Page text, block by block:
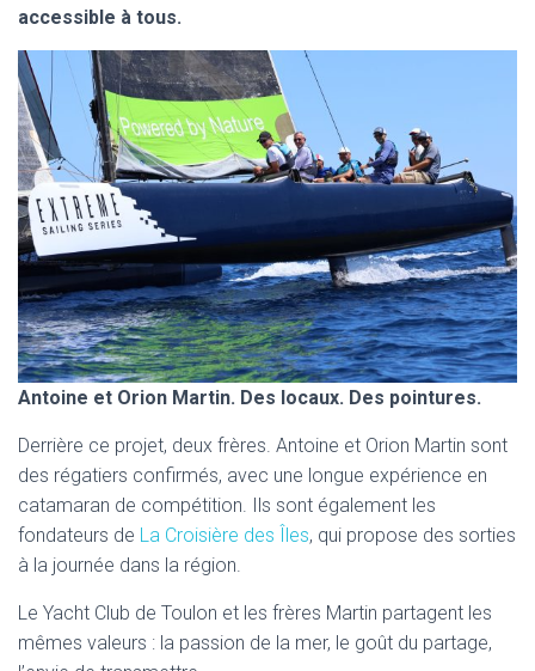
accessible à tous.
Antoine et Orion Martin. Des locaux. Des pointures.
Derrière ce projet, deux frères. Antoine et Orion Martin sont
des régatiers confirmés, avec une longue expérience en
catamaran de compétition. Ils sont également les
fondateurs de La Croisière des Îles, qui propose des sorties
à la journée dans la région.
Le Yacht Club de Toulon et les frères Martin partagent les
mêmes valeurs : la passion de la mer, le goût du partage,